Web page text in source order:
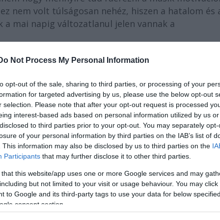
Not Process My Personal Information
opt-out of the sale, sharing to third parties, or processing of your
for targeted advertising by us, please use the below opt-out
selection. Please note that after your opt-out request is processed
interest-based ads based on personal information utilized by us
to third parties prior to your opt-out. You may separately
of your personal information by third parties on the IAB’s list of
This information may also be disclosed by us to third parties on the
Participants that may further disclose it to other third parties.
that this website/app uses one or more Google services and may
but not limited to your visit or usage behaviour. You may
to Google and its third-party tags to use your data for below
consent section.
nem volt túlságosan nehéz, hiszen a hatalom és
mai napig változatlanul jelen vannak a
szerepet. A színpad és a nagy mozifilmek után
Ironsúgy fogalmazott, "a színész már csak
dolgozik, kizárólag a sztori és a karakter
hogy van egy bizonyos ízlésvilágom, amely a
gyakrabban egyezik a felkínált munkákkal.
mint a Misszióvagy aLolita, de sosem adom
létre a legjobbakkal. Elvégre a Borgiákat
- mondta a színművész.